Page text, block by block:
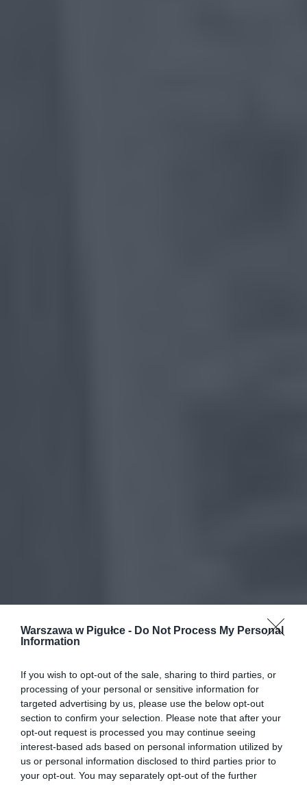
Warszawa w Pigułce - Do Not Process My Personal
Information
If you wish to opt-out of the sale, sharing to third parties, or
processing of your personal or sensitive information for
targeted advertising by us, please use the below opt-out
section to confirm your selection. Please note that after your
opt-out request is processed you may continue seeing
interest-based ads based on personal information utilized by
us or personal information disclosed to third parties prior to
your opt-out. You may separately opt-out of the further